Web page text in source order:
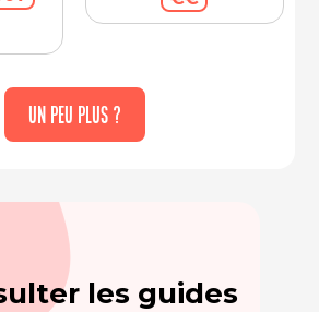
UN PEU PLUS ?
les guides